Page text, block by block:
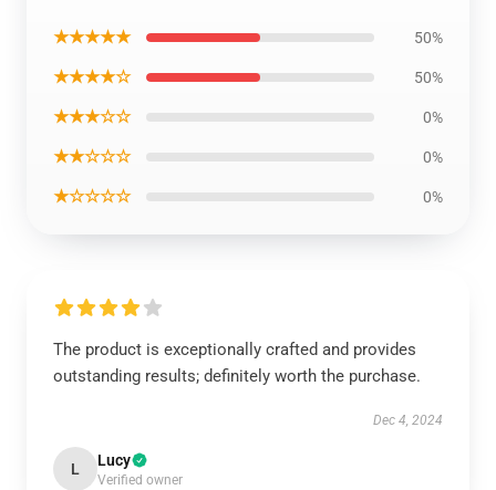
★★★★★ 50%
★★★★☆ 50%
★★★☆☆ 0%
★★☆☆☆ 0%
★☆☆☆☆ 0%
The product is exceptionally crafted and provides
outstanding results; definitely worth the purchase.
Dec 4, 2024
L Lucy
Verified owner